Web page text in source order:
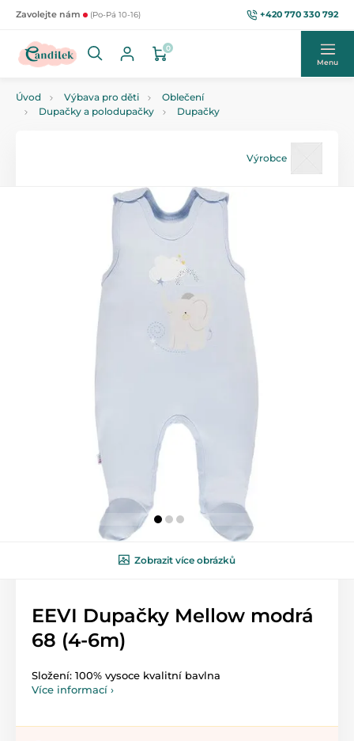
Zavolejte nám (Po-Pá 10-16) +420 770 330 792
0
Menu
Úvod Výbava pro děti
Oblečení
Dupačky a polodupačky
Dupačky
Výrobce
Zobrazit více obrázků
EEVI Dupačky Mellow modrá
68 (4-6m)
Složení: 100% vysoce kvalitní bavlna
Více informací ›